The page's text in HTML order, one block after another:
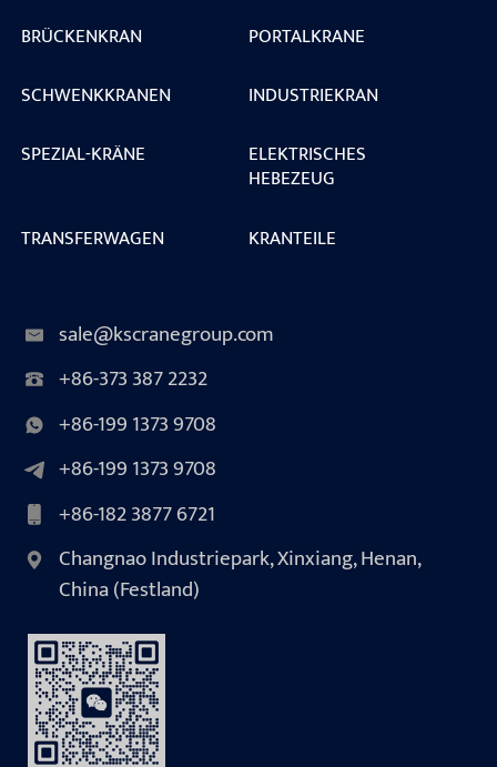
BRÜCKENKRAN
PORTALKRANE
SCHWENKKRANEN
INDUSTRIEKRAN
SPEZIAL-KRÄNE
ELEKTRISCHES
HEBEZEUG
TRANSFERWAGEN
KRANTEILE
sale@kscranegroup.com
+86-373 387 2232
+86-199 1373 9708
+86-199 1373 9708
+86-182 3877 6721
Changnao Industriepark, Xinxiang, Henan,
China (Festland)